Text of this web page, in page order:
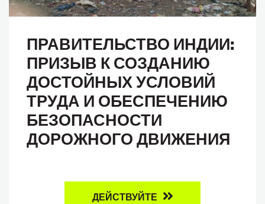
ПРАВИТЕЛЬСТВО ИНДИИ:
ПРИЗЫВ К СОЗДАНИЮ
ДОСТОЙНЫХ УСЛОВИЙ
ТРУДА И ОБЕСПЕЧЕНИЮ
БЕЗОПАСНОСТИ
ДОРОЖНОГО ДВИЖЕНИЯ
ДЕЙСТВУЙТЕ